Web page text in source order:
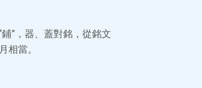
鋪”，器、蓋對銘，從銘文
相當。